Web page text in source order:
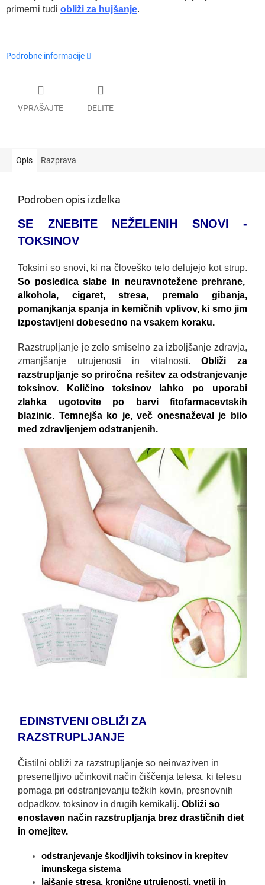
primerni tudi obliži za hujšanje.
Podrobne informacije
VPRAŠAJTE DELITE
Opis Razprava
Podroben opis izdelka
SE ZNEBITE NEŽELENIH SNOVI -
TOKSINOV
Toksini so snovi, ki na človeško telo delujejo kot strup.
So posledica slabe in neuravnotežene prehrane,
alkohola, cigaret, stresa, premalo gibanja,
pomanjkanja spanja in kemičnih vplivov, ki smo jim
izpostavljeni dobesedno na vsakem koraku.
Razstrupljanje je zelo smiselno za izboljšanje zdravja,
zmanjšanje utrujenosti in vitalnosti.Obliži za
razstrupljanje so priročna rešitev za odstranjevanje
toksinov. Količino toksinov lahko po uporabi
zlahka ugotovite po barvi fitofarmacevtskih
blazinic. Temnejša ko je, več onesnaževal je bilo
med zdravljenjem odstranjenih.
EDINSTVENI OBLIŽI ZA
RAZSTRUPLJANJE
Čistilni obliži za razstrupljanje so neinvaziven in
presenetljivo učinkovit način čiščenja telesa, ki telesu
pomaga pri odstranjevanju težkih kovin, presnovnih
odpadkov, toksinov in drugih kemikalij. Obliži so
enostaven način razstrupljanja brez drastičnih diet
in omejitev.
odstranjevanje škodljivih toksinov in krepitev
imunskega sistema
lajšanje stresa, kronične utrujenosti, vnetij in